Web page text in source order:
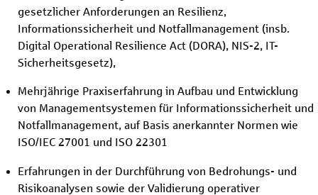
gesetzlicher Anforderungen an Resilienz,
Informationssicherheit und Notfallmanagement (insb.
Digital Operational Resilience Act (DORA), NIS-2, IT-
Sicherheitsgesetz),
Mehrjährige Praxiserfahrung in Aufbau und Entwicklung
von Managementsystemen für Informationssicherheit und
Notfallmanagement, auf Basis anerkannter Normen wie
ISO/IEC 27001 und ISO 22301
Erfahrungen in der Durchführung von Bedrohungs- und
Risikoanalysen sowie der Validierung operativer